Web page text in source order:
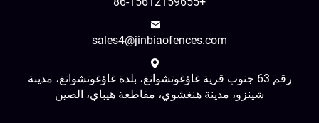
sales4@jinbiaofences.com
رقم 63 جنوب قرية غاؤغوتشوانغ، بلدة غاؤغوتشوانغ، مدينة
شينزو، مدينة هنغشوي، مقاطعة هيباي، الصين